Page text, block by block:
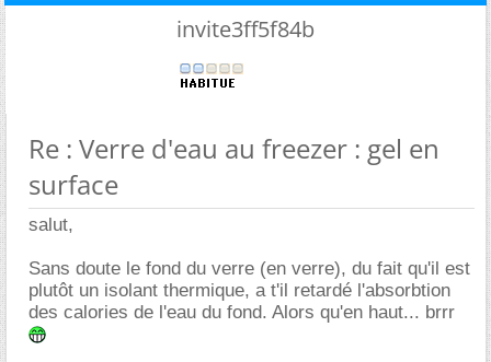
invite3ff5f84b
Re : Verre d'eau au freezer : gel en
surface
salut,
Sans doute le fond du verre (en verre), du fait qu'il est
plutôt un isolant thermique, a t'il retardé l'absorbtion
des calories de l'eau du fond. Alors qu'en haut... brrr